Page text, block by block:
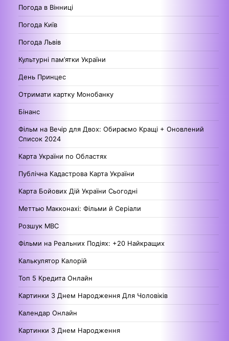
Погода в Вінниці
Погода Київ
Погода Львів
Культурні пам’ятки України
День Принцес
Отримати картку Монобанку
Бінанс
Фільм на Вечір для Двох: Обираємо Кращі + Оновлений
Список 2024
Карта України по Областях
Публічна Кадастрова Карта України
Карта Бойових Дій України Сьогодні
Меттью Макконахі: Фільми й Серіали
Розшук МВС
Фільми на Реальних Подіях: +20 Найкращих
Калькулятор Калорій
Топ 5 Кредита Онлайн
Картинки З Днем Народження Для Чоловіків
Календар Онлайн
Картинки З Днем Народження